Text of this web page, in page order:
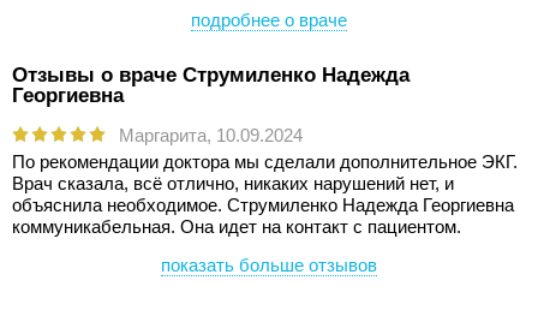
подробнее о враче
Отзывы о враче Струмиленко Надежда
Георгиевна
Маргарита, 10.09.2024
По рекомендации доктора мы сделали дополнительное ЭКГ.
Врач сказала, всё отлично, никаких нарушений нет, и
объяснила необходимое. Струмиленко Надежда Георгиевна
коммуникабельная. Она идет на контакт с пациентом.
показать больше отзывов